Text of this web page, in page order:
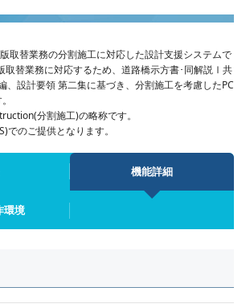
版取替業務の分割施工に対応した設計支援システムで
取替業務に対応するため、道路橋示方書･同解説Ⅰ共
設計要領 第二集に基づき、分割施工を考慮したPC
分割施工)の略称です。
のご提供となります。
機能詳細
環境